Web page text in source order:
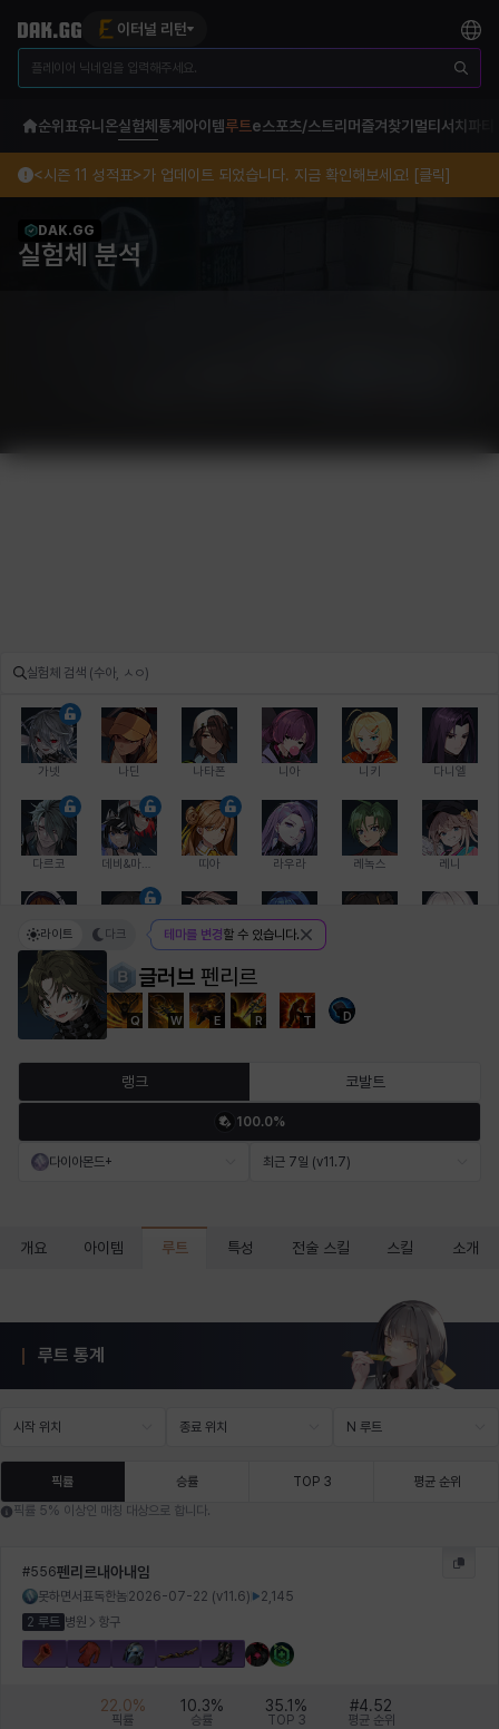
이터널 리턴
순위표유니온실험체 통계 아이템루트e스포츠/스트리머 즐겨찾기 멀티서치 파티
<시즌 11 성적표>가 업데이트 되었습니다. 지금 확인해보세요! [클릭]
DAK.GG
실험체 분석
가넷 나딘 나타폰 니아 니키 다니엘
다르코 띠아 라우라 레녹스 레니
레온 루크 르노어
바바라 버니스 블레어 비앙카 비형 샬럿
쇼이치
실비아 아델라 아드리아나 아디나 아르다 아비게일
에스텔 에이든 에키온
윌리엄 유민 유스티나 유키
글러브 펜리르
Q W E R T D
라이트 다크 테마를 변경할 수 있습니다.
랭크 코발트
100.0%
다이아몬드+ 최근 7일 (v11.7)
개요 아이템 루트 특성 전술 스킬 스킬 소개
루트 통계
시작 위치 종료 위치 N 루트
픽률 승률 TOP 3
평균 순위
픽률 5% 이상인 매칭 대상으로 합니다.
#556펜리르내아내임
못하면서표독한놈2026-07-22 (v11.6)
2,145
2 루트 병원 항구
22.0%
픽률
10.3%
승률
35.1 %
TOP 3
#4.52
평균 순위